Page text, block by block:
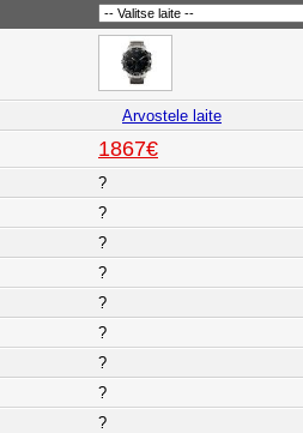
Arvostele laite
1867€
?
?
?
?
?
?
?
?
?